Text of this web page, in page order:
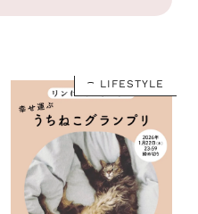
LIFESTYLE